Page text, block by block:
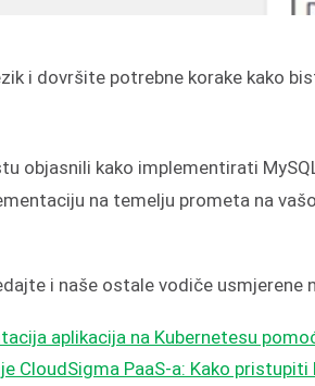
i dovršite potrebne korake kako
objasnili kako implementirati
na temelju prometa na
i naše ostale vodiče usmjerene
aplikacija na Kubernetesu
CloudSigma PaaS-a: Kako